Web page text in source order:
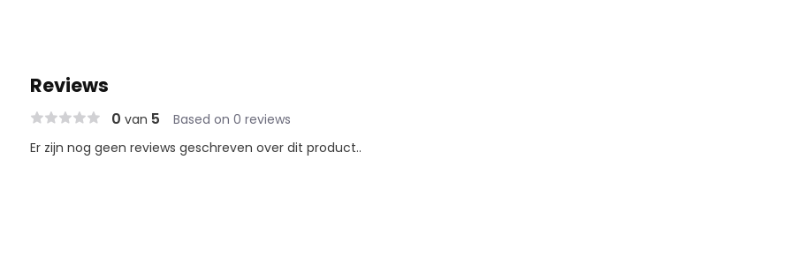
Reviews
0 van 5 Based on 0 reviews
Er zijn nog geen reviews geschreven over dit product..